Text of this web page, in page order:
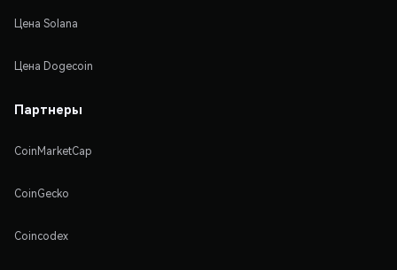
Цена Solana
Цена Dogecoin
Партнеры
CoinMarketCap
CoinGecko
Coincodex